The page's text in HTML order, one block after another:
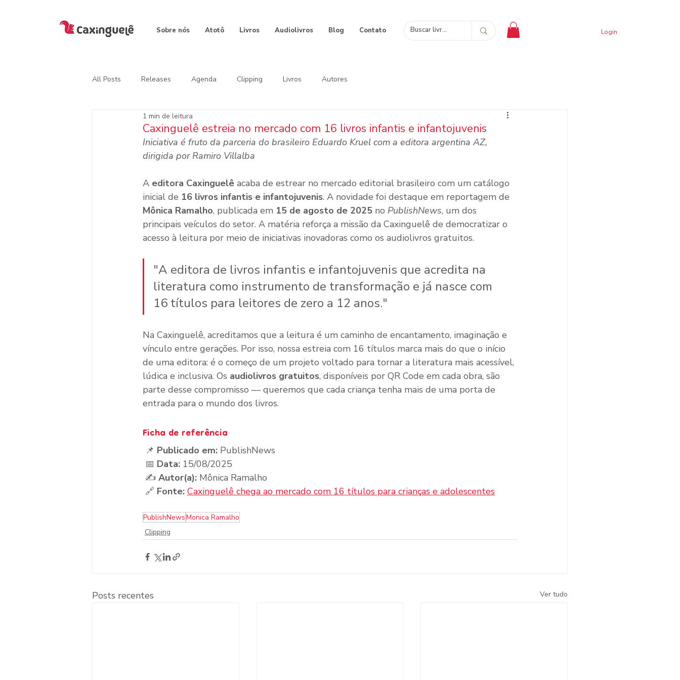
Sobre nós Atotô Livros Audiolivros Blog Contato Login
All Posts Releases Agenda Clipping Livros Autores
Caxinguelê estreia no mercado com 16 livros infantis e infantojuvenis
1 min de leitura
Iniciativa é fruto da parceria do brasileiro Eduardo Kruel com a editora argentina AZ,
dirigida por Ramiro Villalba
A editora Caxinguelê acaba de estrear no mercado editorial brasileiro com um catálogo
inicial de 16 livros infantis e infantojuvenis. A novidade foi destaque em reportagem de
Mônica Ramalho, publicada em 15 de agosto de 2025 no PublishNews, um dos
principais veículos do setor. A matéria reforça a missão da Caxinguelê de democratizar o
acesso à leitura por meio de iniciativas inovadoras como os audiolivros gratuitos.
"A editora de livros infantis e infantojuvenis que acredita na
literatura como instrumento de transformação e já nasce com
16 títulos para leitores de zero a 12 anos."
Na Caxinguelê, acreditamos que a leitura é um caminho de encantamento, imaginação e
vínculo entre gerações. Por isso, nossa estreia com 16 títulos marca mais do que o início
de uma editora: é o começo de um projeto voltado para tornar a literatura mais acessível,
lúdica e inclusiva. Os audiolivros gratuitos, disponíveis por QR Code em cada obra, são
parte desse compromisso — queremos que cada criança tenha mais de uma porta de
entrada para o mundo dos livros.
Ficha de referência
📌 Publicado em: PublishNews
📅 Data: 15/08/2025
✍️ Autor(a): Mônica Ramalho
🔗 Fonte: Caxinguelê chega ao mercado com 16 títulos para crianças e adolescentes
PublishNewsMonica Ramalho
Clipping
Posts recentes Ver tudo